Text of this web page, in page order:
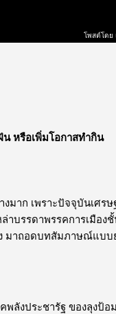
โพสต์โดย
หรือเพิ่มโอกาสทำกิน
าก เพราะปัจจุบันเศรษ
ล่าบรรดาพรรคการเมือ
มาถอดบทสัมภาษณ์แบบ
ลังประชารัฐ ของลุงป้อ